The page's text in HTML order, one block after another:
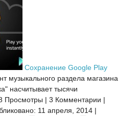
Сохранение Google Play
музыкального раздела магазина
насчитывает тысячи
Просмотры | 3 Комментарии |
11 апреля, 2014 |